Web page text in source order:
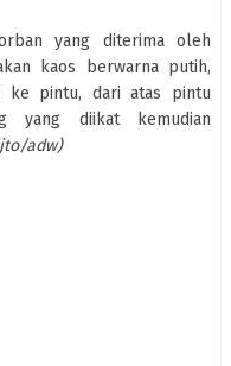
yang diterima oleh
kaos berwarna putih,
ke pintu, dari atas pintu
yang diikat kemudian
adw)